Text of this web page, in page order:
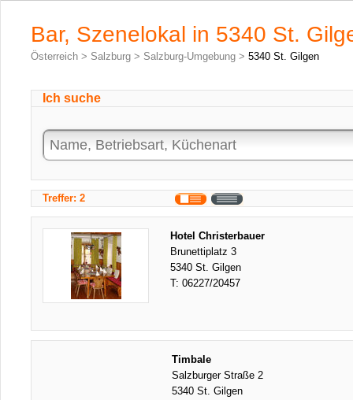
Bar, Szenelokal in 5340 St.
Österreich > Salzburg > Salzburg-Umgebung > 5340 St. Gilgen
Ich suche
Treffer: 2
Hotel Christerbauer
Brunettiplatz 3
5340 St. Gilgen
T: 06227/20457
Timbale
Salzburger Straße 2
5340 St. Gilgen